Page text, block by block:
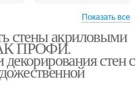
краски
Показать все
стены акриловыми
ПРОФИ.
стен с